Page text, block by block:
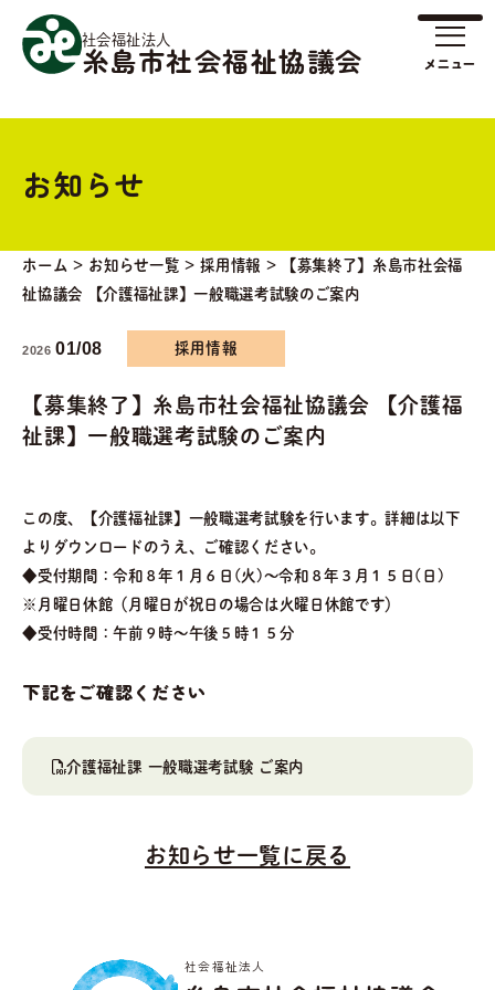
社会福祉法人
糸島市社会福祉協議会
お知らせ
ホーム > お知らせ一覧 >採用情報 >
【募集終了】糸島市社会福
祉協議会 【介護福祉課】一般職選考試験のご案内
2026 01/08 採用情報
【募集終了】糸島市社会福祉協議会 【介護福
祉課】一般職選考試験のご案内
この度、【介護福祉課】一般職選考試験を行います。詳細は以下
よりダウンロードのうえ、ご確認ください。
◆受付期間：令和８年１月６日(火)～令和８年３月１５日(日)
※月曜日休館（月曜日が祝日の場合は火曜日休館です）
◆受付時間：午前９時～午後５時１５分
下記をご確認ください
介護福祉課 一般職選考試験 ご案内
お知らせ一覧に戻る
社会福祉法人